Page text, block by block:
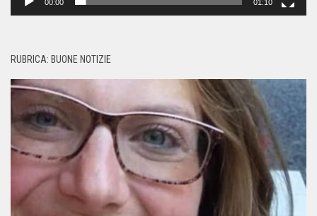
00:00 01:10
RUBRICA: BUONE NOTIZIE